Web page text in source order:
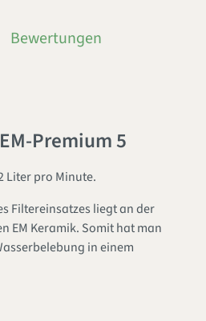
Bewertungen
Premium 5
Liter pro Minute.
Filtereinsatzes liegt an der
EM Keramik. Somit hat man
in einem